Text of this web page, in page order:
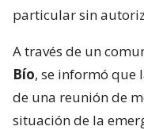
particular sin
A través de un
Bío, se informó que
de una reunión de
situación de la